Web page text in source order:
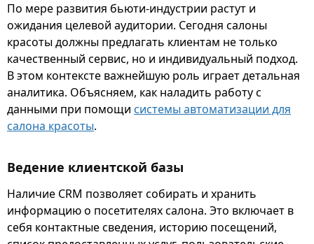
По мере развития бьюти-индустрии растут и
ожидания целевой аудитории. Сегодня салоны
красоты должны предлагать клиентам не только
качественный сервис, но и индивидуальный подход.
В этом контексте важнейшую роль играет детальная
аналитика. Объясняем, как наладить работу с
данными при помощи системы автоматизации для
салона красоты.
Ведение клиентской базы
Наличие CRM позволяет собирать и хранить
информацию о посетителях салона. Это включает в
себя контактные сведения, историю посещений,